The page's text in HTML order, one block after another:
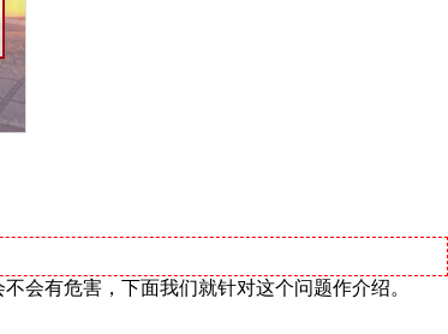
会有危害，下面我们就针对这个问题作介绍。